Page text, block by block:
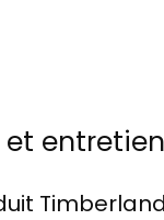
et
Timberland